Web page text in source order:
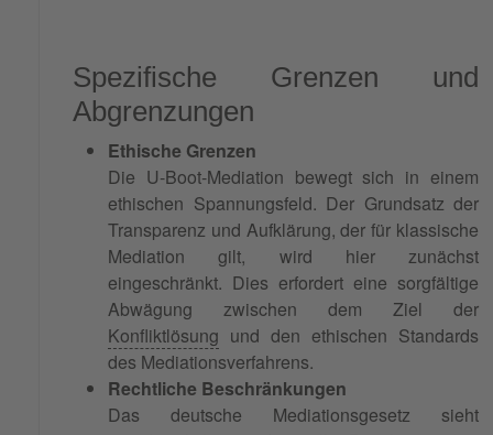
Spezifische Grenzen und
Abgrenzungen
Ethische Grenzen
Die U-Boot-Mediation bewegt sich in einem
ethischen Spannungsfeld. Der Grundsatz der
Transparenz und Aufklärung, der für klassische
Mediation gilt, wird hier zunächst
eingeschränkt. Dies erfordert eine sorgfältige
Abwägung zwischen dem Ziel der
Konfliktlösung und den ethischen Standards
des Mediationsverfahrens.
Rechtliche Beschränkungen
Das deutsche Mediationsgesetz sieht